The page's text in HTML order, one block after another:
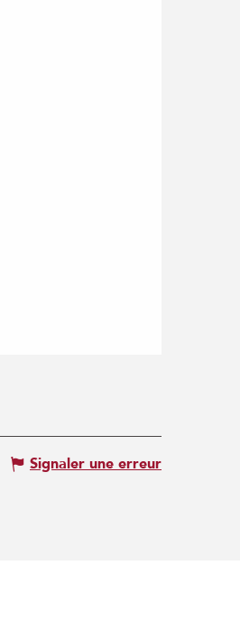
Signaler une erreur